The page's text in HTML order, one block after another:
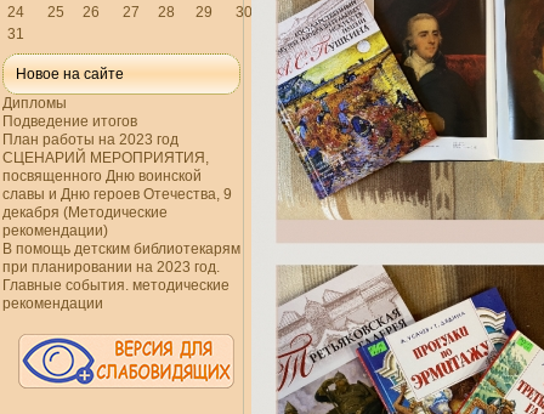
24
25 26 27 28 29
30
31
Новое на сайте
Дипломы
Подведение итогов
План работы на 2023 год
СЦЕНАРИЙ МЕРОПРИЯТИЯ,
посвященного Дню воинской
славы и Дню героев Отечества, 9
декабря (Методические
рекомендации)
В помощь детским библиотекарям
при планировании на 2023 год.
Главные события. методические
рекомендации